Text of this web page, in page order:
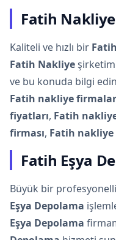
Fatih Nakliye
Kaliteli ve hızlı bir
Fatih Nakliye
ve bu konuda bilgi
Fatih nakliye
fiyatları, Fatih
firması, Fatih
Fatih Eşya
Büyük bir
Eşya Depolama
Eşya Depolama